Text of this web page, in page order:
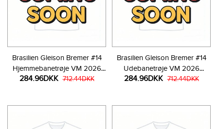
Brasilien Gleison Bremer #14
Hjemmebanetrøje VM 2026
Kortærmet
284.96DKK 712.44DKK
Brasilien Gleison Bremer #14
Udebanetrøje VM 2026
Kortærmet
284.96DKK 712.44DKK